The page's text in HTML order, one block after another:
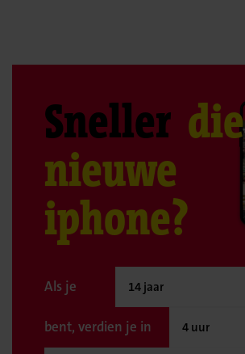
Sneller die
nieuwe
iphone?
Als je
bent, verdien je in